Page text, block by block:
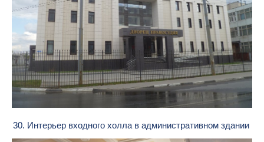
30. Интерьер входного холла в административном здании